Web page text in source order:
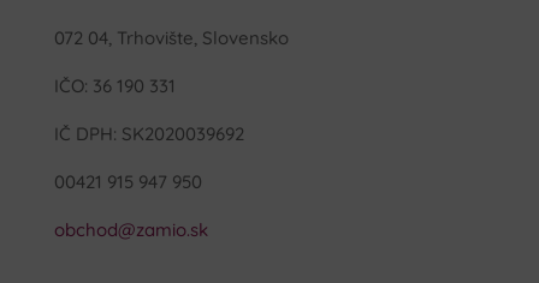
072 04, Trhovište, Slovensko
IČO: 36 190 331
IČ DPH: SK2020039692
00421 915 947 950
obchod@zamio.sk